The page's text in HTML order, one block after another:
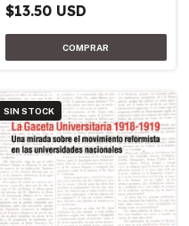
$13.50 USD
SIN STOCK